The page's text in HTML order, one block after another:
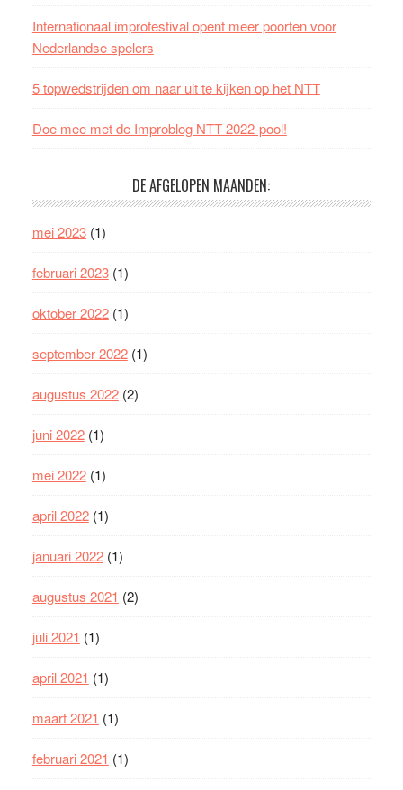
Internationaal improfestival opent meer poorten voor
Nederlandse spelers
5 topwedstrijden om naar uit te kijken op het NTT
Doe mee met de Improblog NTT 2022-pool!
DE AFGELOPEN MAANDEN:
mei 2023(1)
februari 2023(1)
oktober 2022(1)
september 2022(1)
augustus 2022(2)
juni 2022(1)
mei 2022(1)
april 2022(1)
januari 2022(1)
augustus 2021 (2)
juli 2021 (1)
april 2021 (1)
maart 2021 (1)
februari 2021 (1)